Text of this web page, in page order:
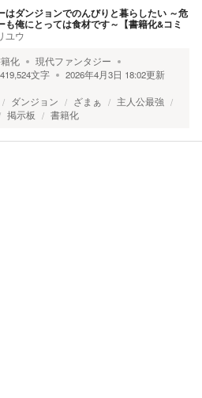
はダンジョンでのんびりと暮らしたい ～危
も俺にとっては食材です～【書籍化&コミ
ユウ
化
現代ファンタジー
419,524文字 2026年4月3日 18:02更新
ダンジョン ざまぁ
主人公最強
掲示板 書籍化